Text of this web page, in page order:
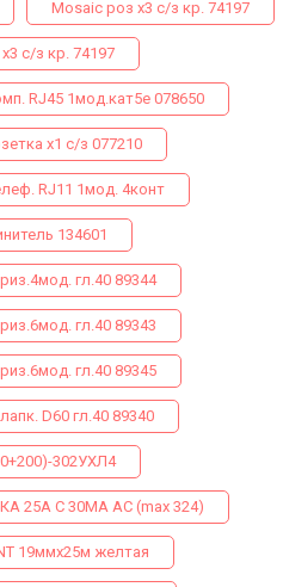
Mosaic роз х3 с/з кр. 74197
с/з кр. 74197
RJ45 1мод.кат5е 078650
х1 с/з 077210
RJ11 1мод. 4конт
134601
гл.40 89344
гл.40 89343
гл.40 89345
D60 гл.40 89340
302УХЛ4
25A C 30МA AC (max 324)
19ммх25м желтая